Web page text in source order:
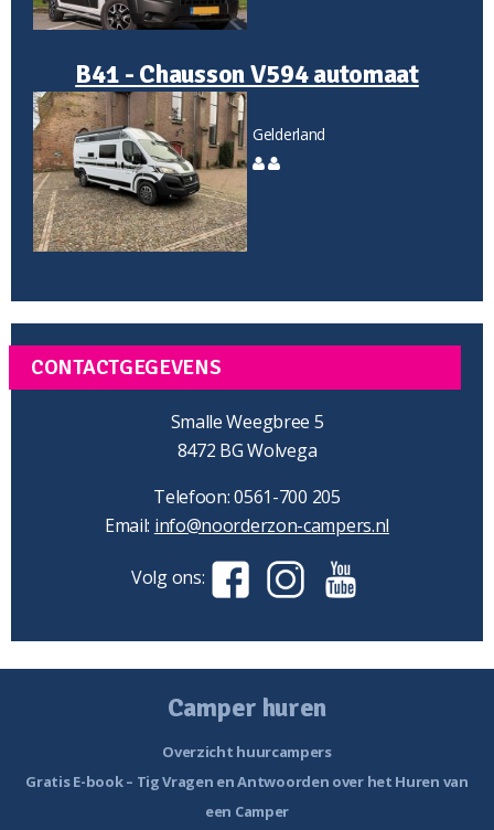
B41 - Chausson V594 automaat
Gelderland
CONTACTGEGEVENS
Smalle Weegbree 5
8472 BG Wolvega
Telefoon: 0561-700 205
Email: info@noorderzon-campers.nl
Volg ons:
Camper huren
Overzicht huurcampers
Gratis E-book – Tig Vragen en Antwoorden over het Huren van
een Camper